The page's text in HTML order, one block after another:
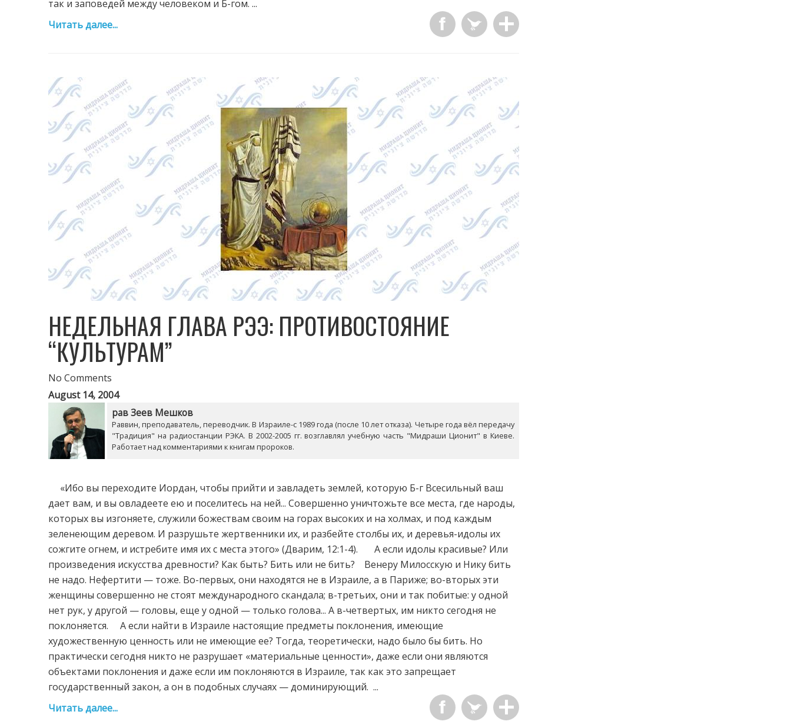
так и заповедей между человеком и Б-гом. ...
Читать далее...
НЕДЕЛЬНАЯ ГЛАВА РЭЭ: ПРОТИВОСТОЯНИЕ
“КУЛЬТУРАМ”
No Comments
August 14, 2004
рав Зеев Мешков
Раввин, преподаватель, переводчик. В Израиле-с 1989 года (после 10 лет отказа). Четыре года вёл передачу
"Традиция" на радиостанции РЭКА. В 2002-2005 гг. возглавлял учебную часть "Мидраши Ционит" в Киеве.
Работает над комментариями к книгам пророков.
«Ибо вы переходите Иордан, чтобы прийти и завладеть землей, которую Б-г Всесильный ваш
дает вам, и вы овладеете ею и поселитесь на ней... Совершенно уничтожьте все места, где народы,
которых вы изгоняете, служили божествам своим на горах высоких и на холмах, и под каждым
зеленеющим деревом. И разрушьте жертвенники их, и разбейте столбы их, и деревья-идолы их
сожгите огнем, и истребите имя их с места этого» (Дварим, 12:1-4). А если идолы красивые? Или
произведения искусства древности? Как быть? Бить или не бить? Венеру Милосскую и Нику бить
не надо. Нефертити — тоже. Во-первых, они находятся не в Израиле, а в Париже; во-вторых эти
женщины совершенно не стоят международного скандала; в-третьих, они и так побитые: у одной
нет рук, у другой — головы, еще у одной — только голова... А в-четвертых, им никто сегодня не
поклоняется. А если найти в Израиле настоящие предметы поклонения, имеющие
художественную ценность или не имеющие ее? Тогда, теоретически, надо было бы бить. Но
практически сегодня никто не разрушает «материальные ценности», даже если они являются
объектами поклонения и даже если им поклоняются в Израиле, так как это запрещает
государственный закон, а он в подобных случаях — доминирующий. ...
Читать далее...